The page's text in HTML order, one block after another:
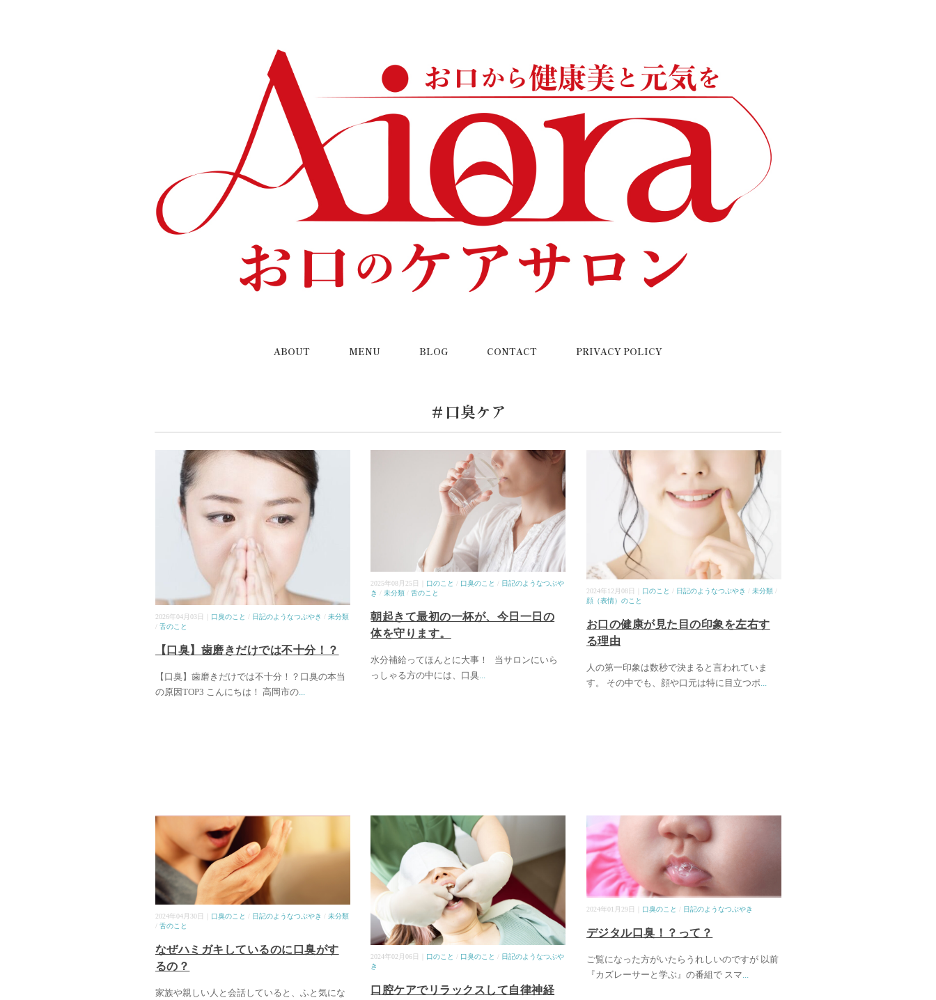
ABOUT MENU BLOG CONTACT PRIVACY POLICY
＃口臭ケア
2026年04月03日｜ 口臭のこと / 日記のようなつぶやき / 未分類
/ 舌のこと
【口臭】歯磨きだけでは不十分！？
【口臭】歯磨きだけでは不十分！？口臭の本当
の原因TOP3 こんにちは！ 高岡市の...
2025年08月25日｜ 口のこと / 口臭のこと / 日記のようなつぶや
き /未分類 /舌のこと
朝起きて最初の一杯が、今日一日の
体を守ります。
水分補給ってほんとに大事！ 当サロンにいら
っしゃる方の中には、口臭
2024年12月08日｜ 口のこと / 日記のようなつぶやき / 未分類 /
顔（表情）のこと
お口の健康が見た目の印象を左右す
る理由
人の第一印象は数秒で決まると言われていま
す。 その中でも、顔や口元は特に目立つポ...
2024年04月30日｜ 口臭のこと / 日記のようなつぶやき / 未分類
/ 舌のこと
なぜハミガキしているのに口臭がす
るの？
家族や親しい人と会話していると、ふと気にな
2024年02月06日｜ 口のこと / 口臭のこと / 日記のようなつぶや
き
口腔ケアでリラックスして自律神経
2024年01月29日｜ 口臭のこと / 日記のようなつぶやき
デジタル口臭！？って？
ご覧になった方がいたらうれしいのですが 以前
『カズレーサーと学ぶ』の番組で スマ